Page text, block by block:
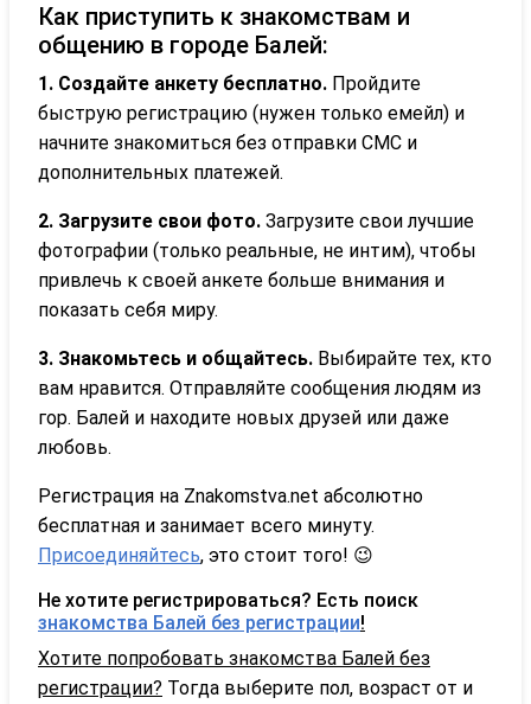
Как приступить к знакомствам и
общению в городе Балей:
1. Создайте анкету бесплатно. Пройдите
быструю регистрацию (нужен только емейл) и
начните знакомиться без отправки СМС и
дополнительных платежей.
2. Загрузите свои фото. Загрузите свои лучшие
фотографии (только реальные, не интим), чтобы
привлечь к своей анкете больше внимания и
показать себя миру.
3. Знакомьтесь и общайтесь. Выбирайте тех, кто
вам нравится. Отправляйте сообщения людям из
гор. Балей и находите новых друзей или даже
любовь.
Регистрация на Znakomstva.net абсолютно
бесплатная и занимает всего минуту.
Присоединяйтесь, это стоит того! 😉
Не хотите регистрироваться? Есть поиск
знакомства Балей без регистрации!
Хотите попробовать знакомства Балей без
регистрации? Тогда выберите пол, возраст от и